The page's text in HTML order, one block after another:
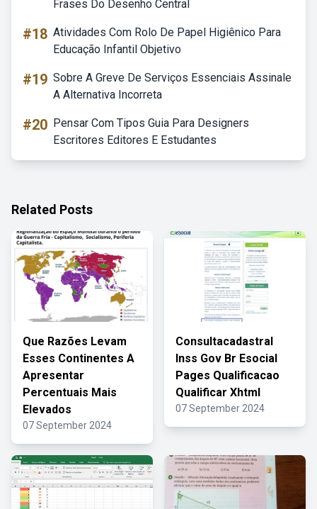
Frases Do Desenho Central
#18 Atividades Com Rolo De Papel Higiênico Para
Educação Infantil Objetivo
#19 Sobre A Greve De Serviços Essenciais Assinale
A Alternativa Incorreta
#20 Pensar Com Tipos Guia Para Designers
Escritores Editores E Estudantes
Related Posts
Que Razões Levam
Esses Continentes A
Apresentar
Percentuais Mais
Elevados
07 September 2024
Consultacadastral
Inss Gov Br Esocial
Pages Qualificacao
Qualificar Xhtml
07 September 2024